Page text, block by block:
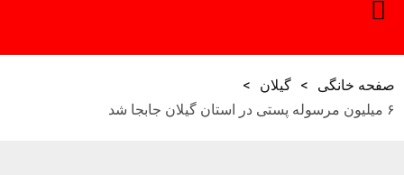
صفحه خانگی > گیلان
>
۶ میلیون مرسوله پستی در استان گیلان جابجا شد